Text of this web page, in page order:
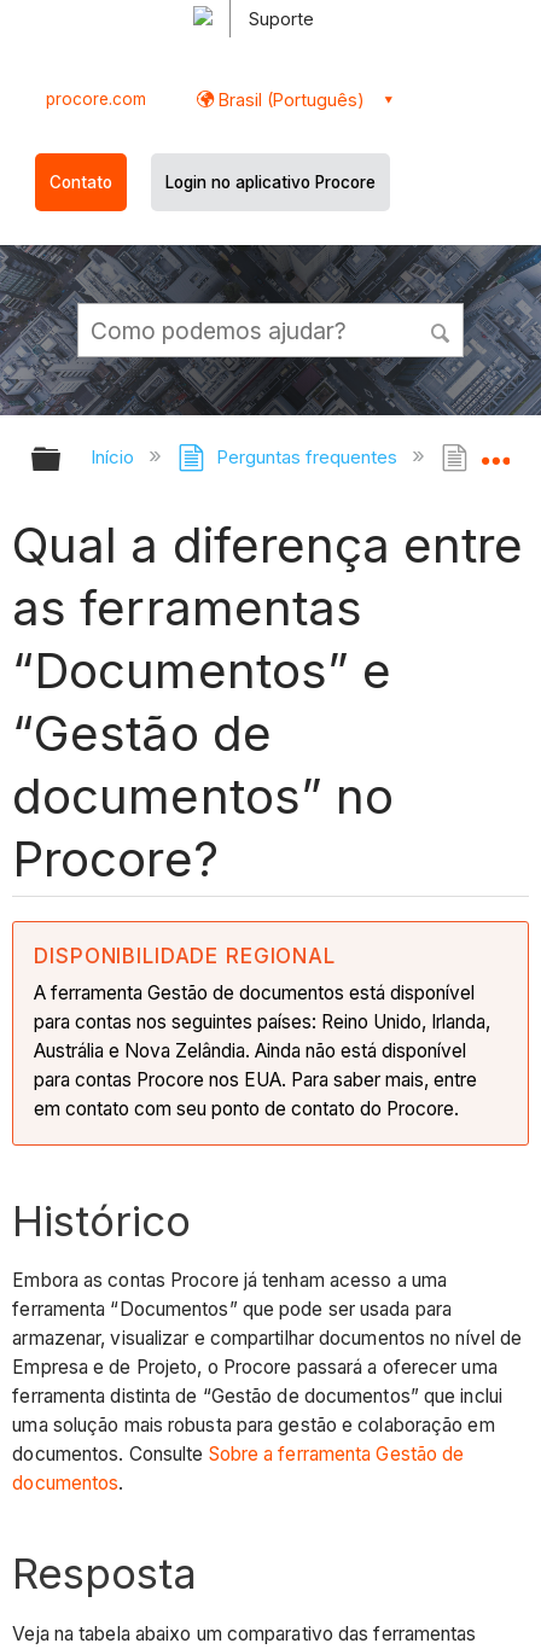
Suporte
procore.com Brasil (Português)
Contato Login no aplicativo Procore
Expandir/recolher hierarquia
Início Perguntas frequentes Qual
Qual a diferença entre
as ferramentas
“Documentos” e
“Gestão de
documentos” no
Procore?
DISPONIBILIDADE REGIONAL
A ferramenta Gestão de documentos está disponível
para contas nos seguintes países: Reino Unido, Irlanda,
Austrália e Nova Zelândia. Ainda não está disponível
para contas Procore nos EUA. Para saber mais, entre
em contato com seu ponto de contato do Procore.
Histórico
Embora as contas Procore já tenham acesso a uma
ferramenta “Documentos” que pode ser usada para
armazenar, visualizar e compartilhar documentos no nível de
Empresa e de Projeto, o Procore passará a oferecer uma
ferramenta distinta de “Gestão de documentos” que inclui
uma solução mais robusta para gestão e colaboração em
documentos. Consulte Sobre a ferramenta Gestão de
documentos.
Resposta
Veja na tabela abaixo um comparativo das ferramentas